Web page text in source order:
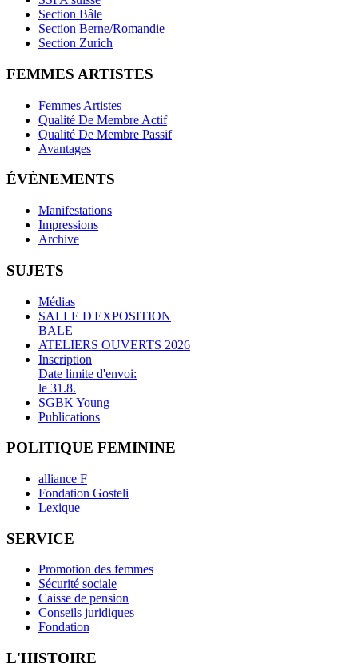
Section Bâle
Section Berne/Romandie
Section Zurich
FEMMES ARTISTES
Femmes Artistes
Qualité De Membre Actif
Qualité De Membre Passif
Avantages
ÉVÈNEMENTS
Manifestations
Impressions
Archive
SUJETS
Médias
SALLE D'EXPOSITION
BALE
ATELIERS OUVERTS 2026
Inscription
Date limite d'envoi:
le 31.8.
SGBK Young
Publications
POLITIQUE FEMININE
alliance F
Fondation Gosteli
Lexique
SERVICE
Promotion des femmes
Sécurité sociale
Caisse de pension
Conseils juridiques
Fondation
L'HISTOIRE